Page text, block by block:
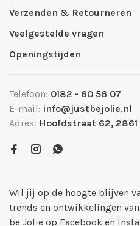
Verzenden & Retourneren
Veelgestelde vragen
Openingstijden
Telefoon: 0182 - 60 56 07
E-mail: info@justbejolie.nl
Adres: Hoofdstraat 62,
Wil jij op de hoogte blijven
trends en ontwikkelingen
be Jolie op Facebook en